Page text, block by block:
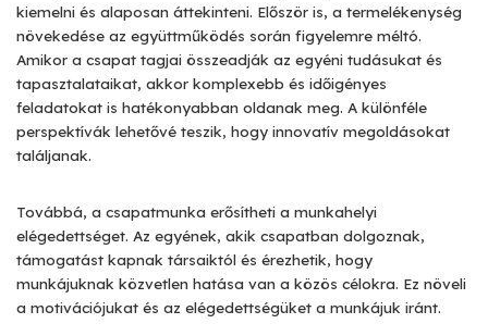
kiemelni és alaposan áttekinteni. Először is, a termelékenység
növekedése az együttműködés során figyelemre méltó.
Amikor a csapat tagjai összeadják az egyéni tudásukat és
tapasztalataikat, akkor komplexebb és időigényes
feladatokat is hatékonyabban oldanak meg. A különféle
perspektívák lehetővé teszik, hogy innovatív megoldásokat
találjanak.
Továbbá, a csapatmunka erősítheti a munkahelyi
elégedettséget. Az egyének, akik csapatban dolgoznak,
támogatást kapnak társaiktól és érezhetik, hogy
munkájuknak közvetlen hatása van a közös célokra. Ez növeli
a motivációjukat és az elégedettségüket a munkájuk iránt.